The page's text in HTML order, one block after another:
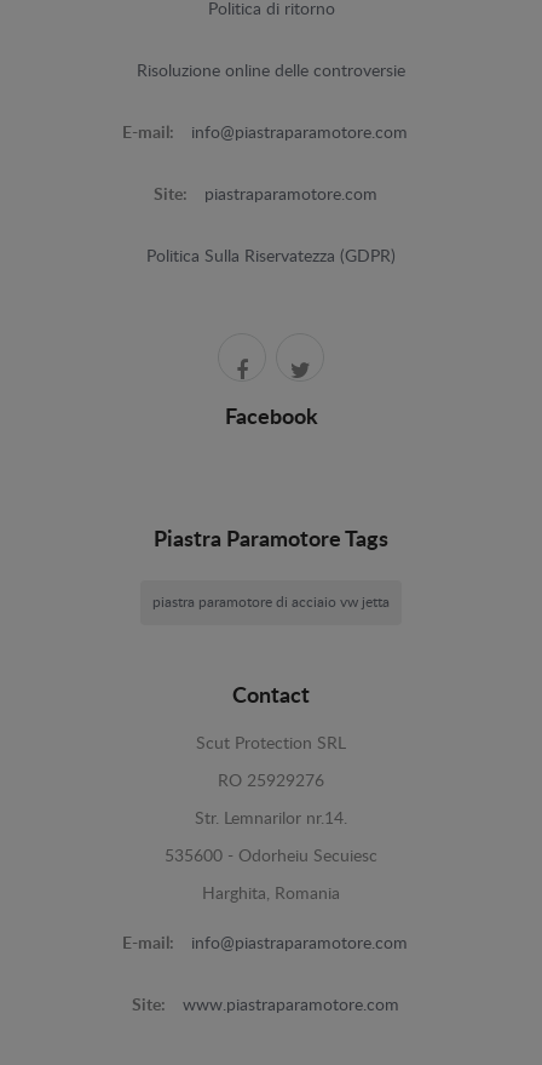
Politica di ritorno
Risoluzione online delle controversie
E-mail: info@piastraparamotore.com
Site: piastraparamotore.com
Politica Sulla Riservatezza (GDPR)
Facebook
Piastra Paramotore Tags
piastra paramotore di acciaio vw jetta
Contact
Scut Protection SRL
RO 25929276
Str. Lemnarilor nr.14.
535600 - Odorheiu Secuiesc
Harghita, Romania
E-mail: info@piastraparamotore.com
Site: www.piastraparamotore.com